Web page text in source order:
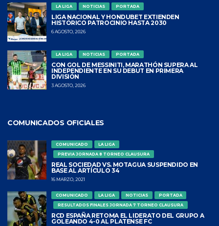
LA LIGA NOTICIAS PORTADA
LIGA NACIONAL Y HONDUBET EXTIENDEN
HISTÓRICO PATROCINIO HASTA 2030
6 AGOSTO, 2026
LA LIGA NOTICIAS PORTADA
CON GOL DE MESSINITI, MARATHÓN SUPERA AL
INDEPENDIENTE EN SU DEBUT EN PRIMERA
DIVISIÓN
3 AGOSTO, 2026
COMUNICADOS OFICIALES
COMUNICADO
LA LIGA
PREVIA JORNADA 8 TORNEO CLAUSURA
REAL SOCIEDAD VS. MOTAGUA SUSPENDIDO EN
BASE AL ARTÍCULO 34
16 MARZO, 2021
COMUNICADO LA LIGA NOTICIAS
PORTADA
RESULTADOS FINALES JORNADA 7 TORNEO CLAUSURA
RCD ESPAÑA RETOMA EL LIDERATO DEL GRUPO A
GOLEANDO 4-0 AL PLATENSE FC